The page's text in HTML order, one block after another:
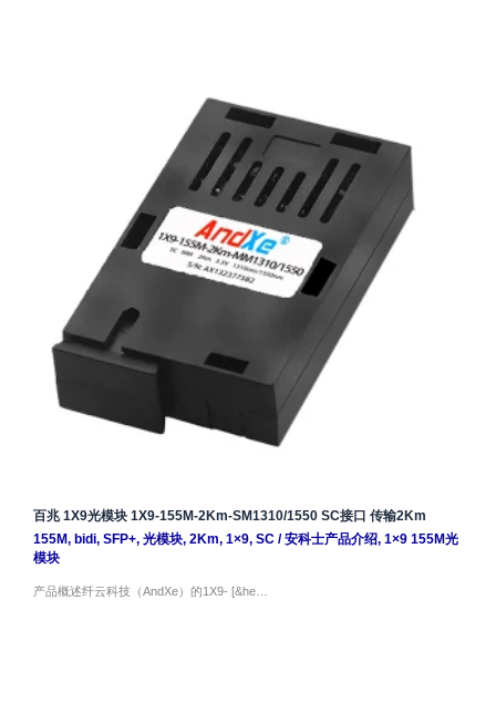
百兆 1X9光模块 1X9-155M-2Km-SM1310/1550 SC接口 传输2Km
155M, bidi, SFP+, 光模块, 2Km, 1×9, SC/安科士产品介绍, 1×9 155M光
模块
产品概述纤云科技（AndXe）的1X9- [&he…